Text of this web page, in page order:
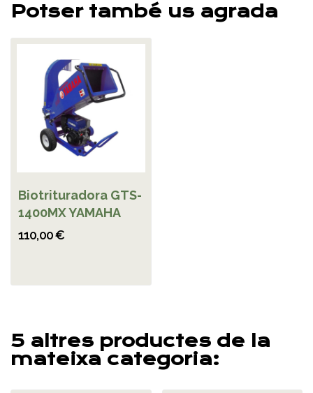
Potser també us agrada
Biotrituradora GTS-
1400MX YAMAHA
110,00 €
5 altres productes de la
mateixa categoria: